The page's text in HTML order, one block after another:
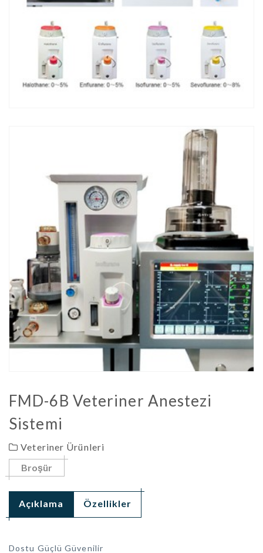
FMD-6B Veteriner Anestezi
Sistemi
Veteriner Ürünleri
Broşür
Açıklama Özellikler
Dostu Güçlü Güvenilir